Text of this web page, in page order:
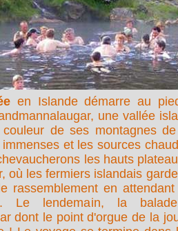
en Islande démarre au
une vallée
de ses montagnes
et les sources
les hauts
où les fermiers islandais
rassemblement en
Le lendemain, la
dont le point d'orgue de la